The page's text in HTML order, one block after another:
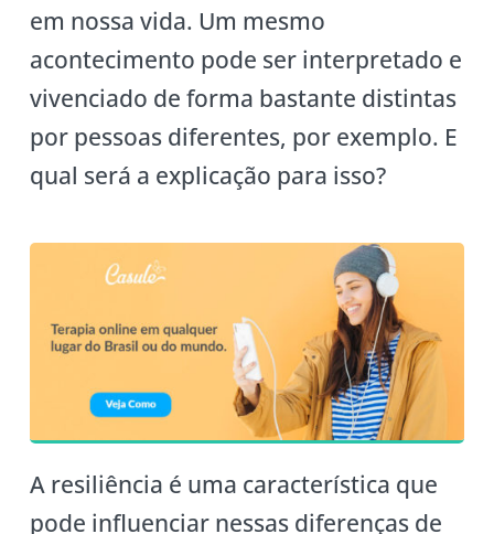
em nossa vida. Um mesmo
acontecimento pode ser interpretado e
vivenciado de forma bastante distintas
por pessoas diferentes, por exemplo. E
qual será a explicação para isso?
A resiliência é uma característica que
pode influenciar nessas diferenças de